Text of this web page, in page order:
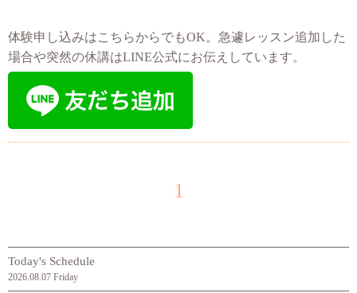
体験申し込みはこちらからでもOK。急遽レッスン追加した
場合や突然の休講はLINE公式にお伝えしています。
1
Today's Schedule
2026.08.07 Friday